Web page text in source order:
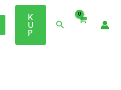
K
U
P
Szukaj